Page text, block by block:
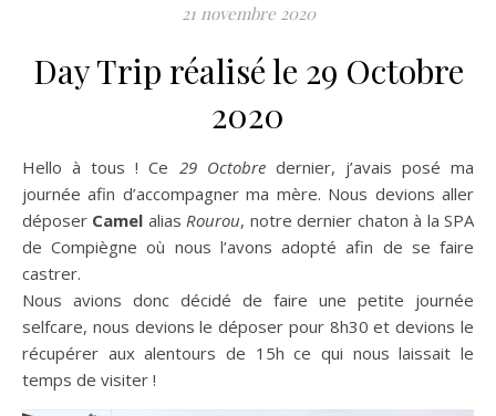
21 novembre 2020
Day Trip réalisé le 29 Octobre
2020
Hello à tous ! Ce 29 Octobredernier, j’avais posé ma
journée afin d’accompagner ma mère. Nous devions aller
déposer Camel alias Rourou, notre dernier chaton à la SPA
de Compiègne où nous l’avons adopté afin de se faire
castrer.
Nous avions donc décidé de faire une petite journée
selfcare, nous devions le déposer pour 8h30 et devions le
récupérer aux alentours de 15h ce qui nous laissait le
temps de visiter !